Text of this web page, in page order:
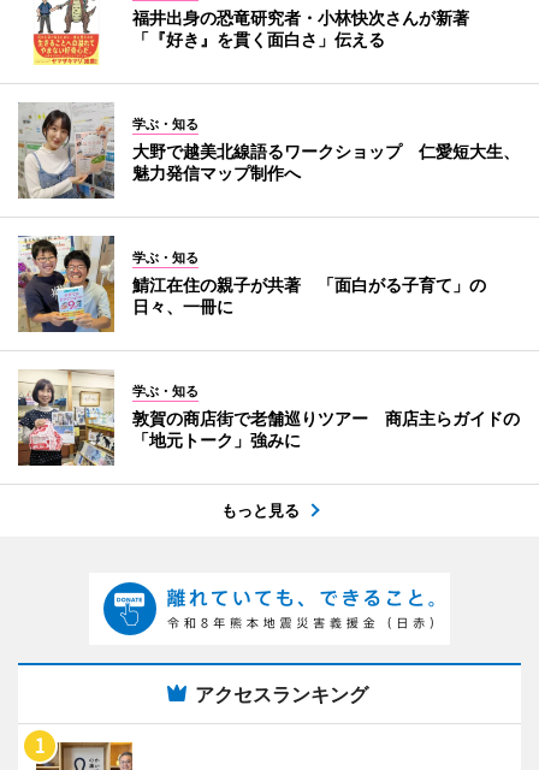
福井出身の恐竜研究者・小林快次さんが新著
「『好き』を貫く面白さ」伝える
学ぶ・知る
大野で越美北線語るワークショップ 仁愛短大生、
魅力発信マップ制作へ
学ぶ・知る
鯖江在住の親子が共著 「面白がる子育て」の
日々、一冊に
学ぶ・知る
敦賀の商店街で老舗巡りツアー 商店主らガイドの
「地元トーク」強みに
もっと見る
アクセスランキング